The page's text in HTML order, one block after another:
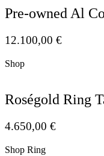
Pre-owned Al
12.100,00 €
Shop
Roségold Ring
4.650,00 €
Shop Ring